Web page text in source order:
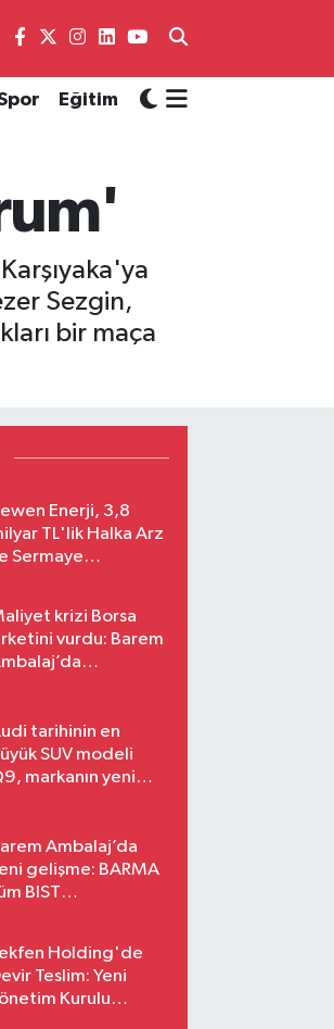
Eğitim
Sezgin,
bir maça
Enerji, 3,8
TL'lik Halka Arz
Sermaye
krizi Borsa
vurdu: Barem
tarihinin en
SUV modeli
markanın yeni
Ambalaj’da
gelişme: BARMA
BIST
Holding'de
Teslim: Yeni
Kurulu